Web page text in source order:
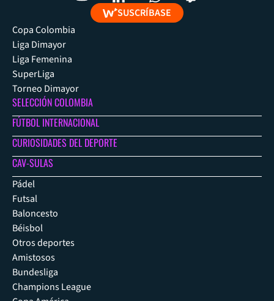
SUSCRÍBASE
Copa Colombia
Liga Dimayor
Liga Femenina
SuperLiga
Torneo Dimayor
SELECCIÓN COLOMBIA
FÚTBOL INTERNACIONAL
CURIOSIDADES DEL DEPORTE
CAV-SULAS
Pádel
Futsal
Baloncesto
Béisbol
Otros deportes
Amistosos
Bundesliga
Champions League